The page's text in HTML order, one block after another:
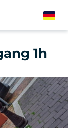
German
1h